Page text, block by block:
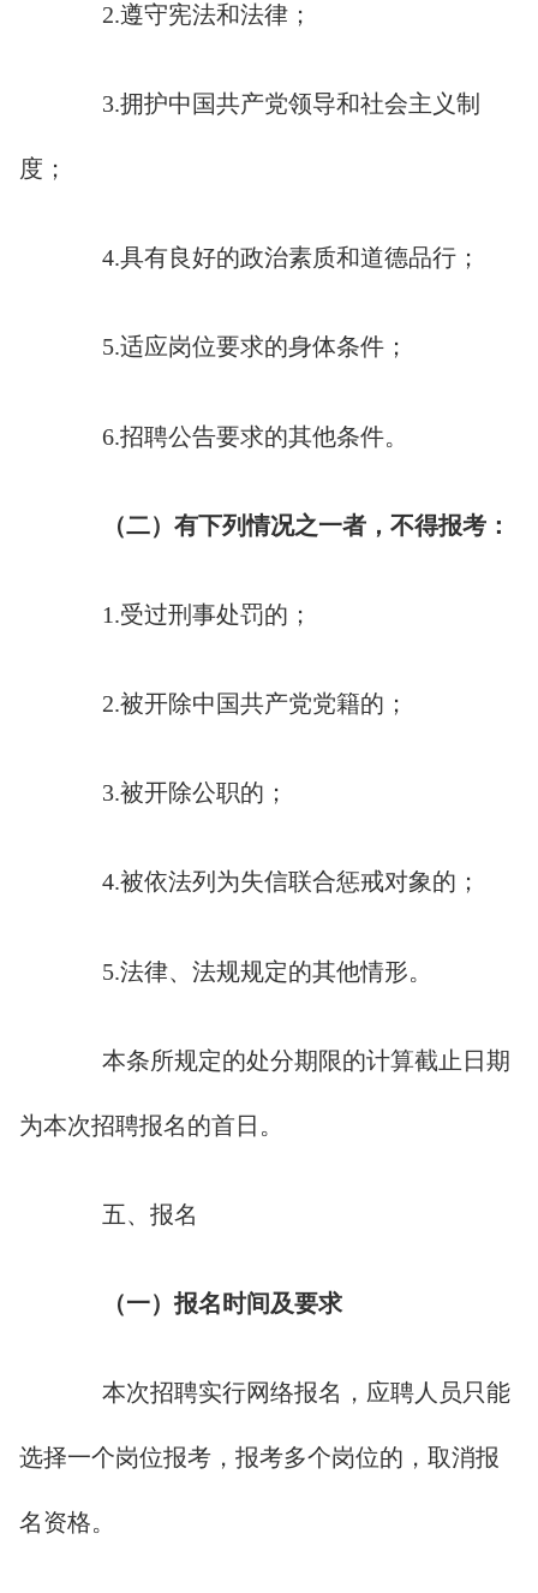
2.遵守宪法和法律；
3.拥护中国共产党领导和社会主义制
度；
4.具有良好的政治素质和道德品行；
5.适应岗位要求的身体条件；
6.招聘公告要求的其他条件。
（二）有下列情况之一者，不得报考：
1.受过刑事处罚的；
2.被开除中国共产党党籍的；
3.被开除公职的；
4.被依法列为失信联合惩戒对象的；
5.法律、法规规定的其他情形。
本条所规定的处分期限的计算截止日期
为本次招聘报名的首日。
五、报名
（一）报名时间及要求
本次招聘实行网络报名，应聘人员只能
选择一个岗位报考，报考多个岗位的，取消报
名资格。